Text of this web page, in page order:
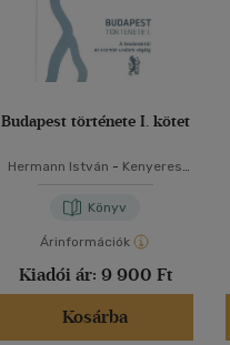
Budapest története I. kötet
Hermann István - Kenyeres
Könyv
Árinformációk
Kiadói ár: 9 900 Ft
Kosárba